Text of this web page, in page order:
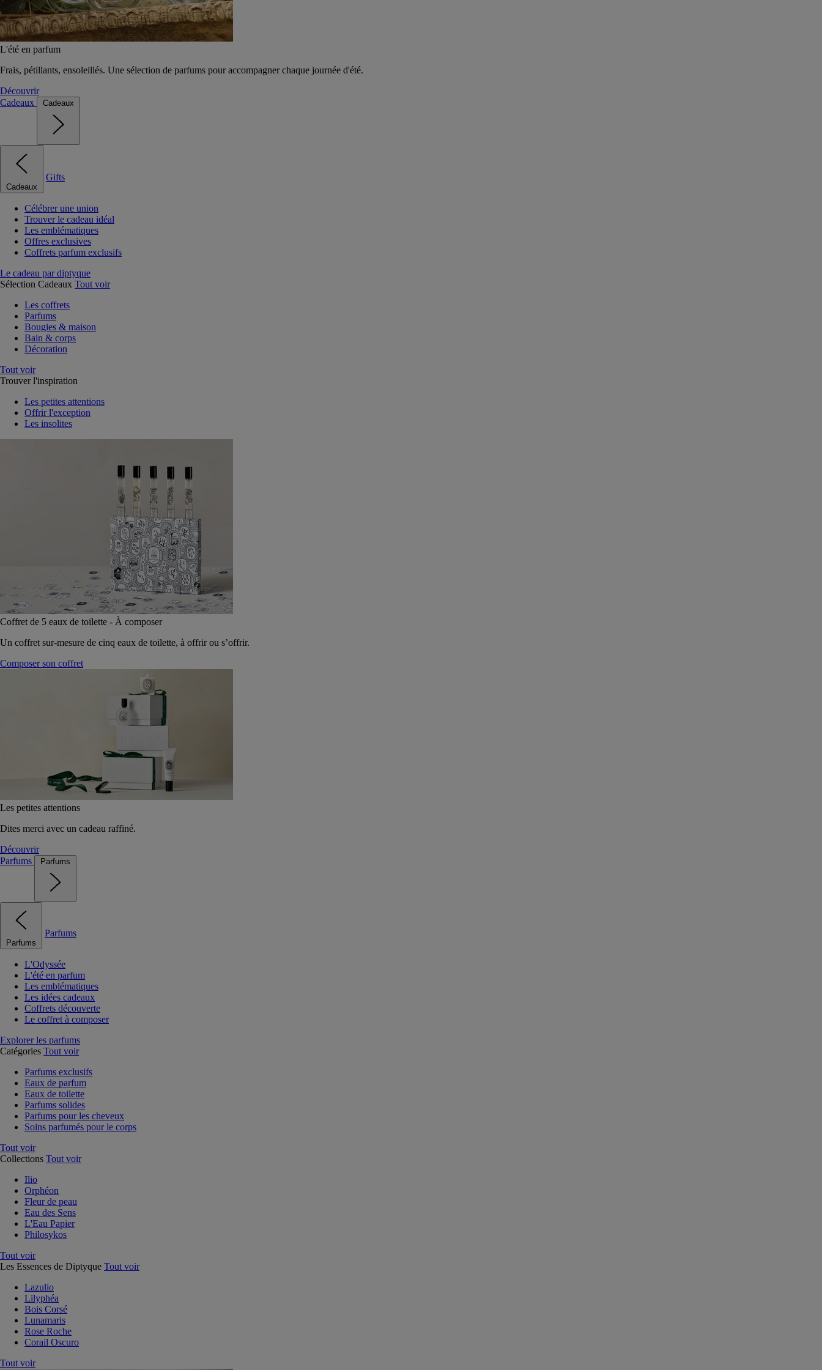
L'été en parfum
Frais, pétillants, ensoleillés. Une sélection de parfums pour accompagner chaque journée d'été.
Découvrir
Cadeaux
Cadeaux
Cadeaux
Gifts
Célébrer une union
Trouver le cadeau idéal
Les emblématiques
Offres exclusives
Coffrets parfum exclusifs
Le cadeau par diptyque
Sélection Cadeaux Tout voir
Les coffrets
Parfums
Bougies & maison
Bain & corps
Décoration
Tout voir
Trouver l'inspiration
Les petites attentions
Offrir l'exception
Les insolites
Coffret de 5 eaux de toilette - À composer
Un coffret sur-mesure de cinq eaux de toilette, à offrir ou s’offrir.
Composer son coffret
Les petites attentions
Dites merci avec un cadeau raffiné.
Découvrir
Parfums
Parfums
Parfums
Parfums
L'Odyssée
L'été en parfum
Les emblématiques
Les idées cadeaux
Coffrets découverte
Le coffret à composer
Explorer les parfums
Catégories Tout voir
Parfums exclusifs
Eaux de parfum
Eaux de toilette
Parfums solides
Parfums pour les cheveux
Soins parfumés pour le corps
Tout voir
Collections Tout voir
Ilio
Orphéon
Fleur de peau
Eau des Sens
L'Eau Papier
Philosykos
Tout voir
Les Essences de Diptyque Tout voir
Lazulio
Lilyphéa
Bois Corsé
Lunamaris
Rose Roche
Corail Oscuro
Tout voir